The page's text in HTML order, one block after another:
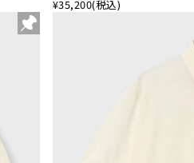
¥35,200(税込)